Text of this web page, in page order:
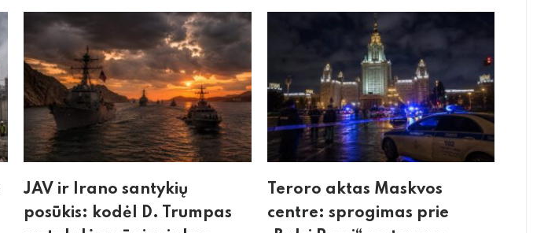
JAV ir Irano santykių
posūkis: kodėl D. Trumpas
Teroro aktas Maskvos
centre: sprogimas prie